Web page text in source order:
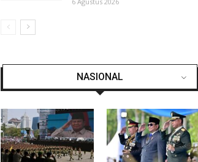
NASIONAL